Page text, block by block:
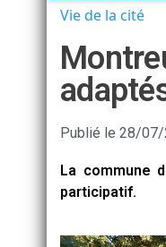
Vie de la cité
Publié le 28/07/
La commune
participatif.